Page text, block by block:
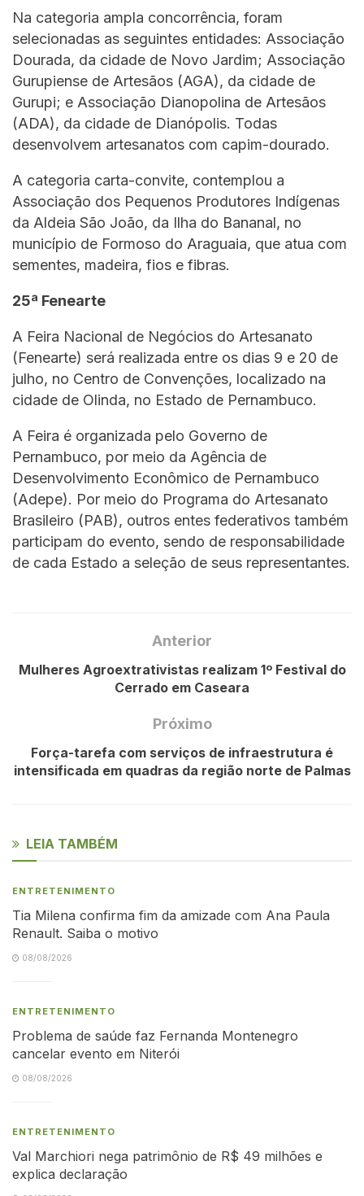
Na categoria ampla concorrência, foram
selecionadas as seguintes entidades: Associação
Dourada, da cidade de Novo Jardim; Associação
Gurupiense de Artesãos (AGA), da cidade de
Gurupi; e Associação Dianopolina de Artesãos
(ADA), da cidade de Dianópolis. Todas
desenvolvem artesanatos com capim-dourado.
A categoria carta-convite, contemplou a
Associação dos Pequenos Produtores Indígenas
da Aldeia São João, da Ilha do Bananal, no
município de Formoso do Araguaia, que atua com
sementes, madeira, fios e fibras.
25ª Fenearte
A Feira Nacional de Negócios do Artesanato
(Fenearte) será realizada entre os dias 9 e 20 de
julho, no Centro de Convenções, localizado na
cidade de Olinda, no Estado de Pernambuco.
A Feira é organizada pelo Governo de
Pernambuco, por meio da Agência de
Desenvolvimento Econômico de Pernambuco
(Adepe). Por meio do Programa do Artesanato
Brasileiro (PAB), outros entes federativos também
participam do evento, sendo de responsabilidade
de cada Estado a seleção de seus representantes.
Anterior
Mulheres Agroextrativistas realizam 1º Festival do
Cerrado em Caseara
Próximo
Força-tarefa com serviços de infraestrutura é
intensificada em quadras da região norte de Palmas
LEIA TAMBÉM
ENTRETENIMENTO
Tia Milena confirma fim da amizade com Ana Paula
Renault. Saiba o motivo
08/08/2026
ENTRETENIMENTO
Problema de saúde faz Fernanda Montenegro
cancelar evento em Niterói
08/08/2026
ENTRETENIMENTO
Val Marchiori nega patrimônio de R$ 49 milhões e
explica declaração